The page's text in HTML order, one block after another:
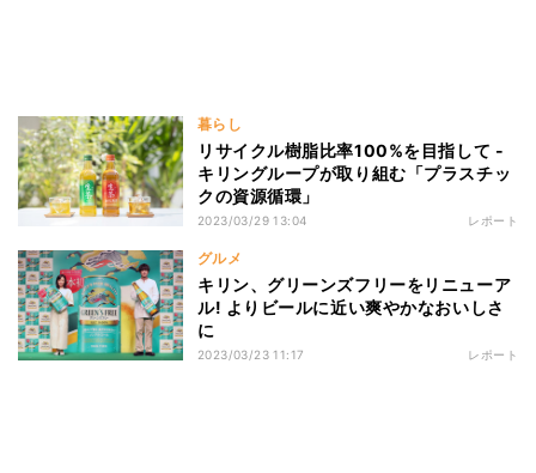
暮らし
リサイクル樹脂比率100%を目指して -
キリングループが取り組む「プラスチッ
クの資源循環」
2023/03/29 13:04 レポート
グルメ
キリン、グリーンズフリーをリニューア
ル! よりビールに近い爽やかなおいしさ
に
2023/03/23 11:17 レポート